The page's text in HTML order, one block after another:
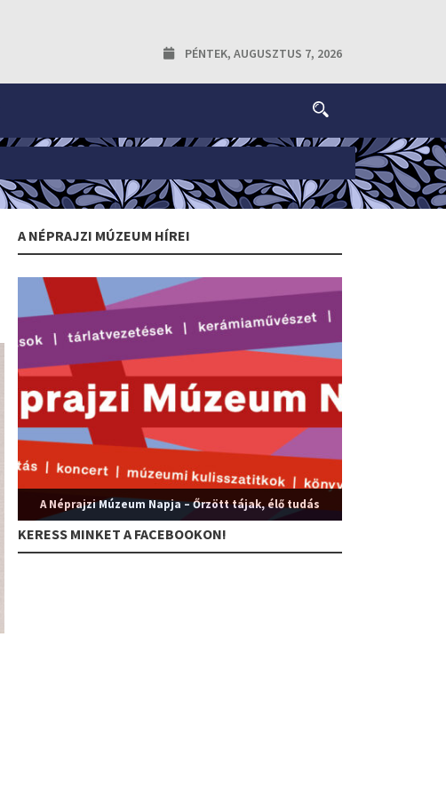
PÉNTEK, AUGUSZTUS 7, 2026
A NÉPRAJZI MÚZEUM HÍREI
A Néprajzi Múzeum Napja – Őrzött tájak, élő tudás
KERESS MINKET A FACEBOOKON!